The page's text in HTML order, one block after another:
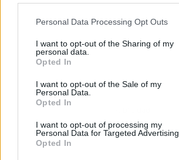
Personal Data Processing Opt Outs
I want to opt-out of the Sharing of my
personal data.
Opted In
I want to opt-out of the Sale of my
Personal Data.
Opted In
I want to opt-out of processing my
Personal Data for Targeted Advertising.
Opted In